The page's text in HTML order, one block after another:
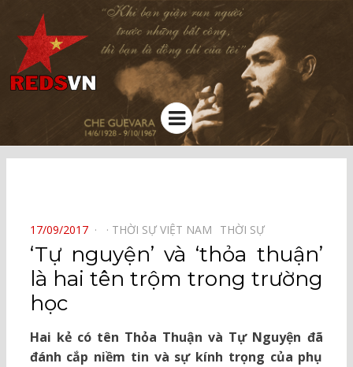
Kênh chia sẻ tri thức cộng đồng
Menu
POSTED
ON
17/09/2017 THỜI SỰ VIỆT NAM⠀ THỜI SỰ⠀
‘Tự nguyện’ và ‘thỏa thuận’
là hai tên trộm trong trường
học
Hai kẻ có tên Thỏa Thuận và Tự Nguyện đã
đánh cắp niềm tin và sự kính trọng của phụ